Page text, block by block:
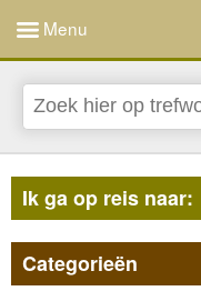
Menu
Ik ga op reis naar:
Categorieën